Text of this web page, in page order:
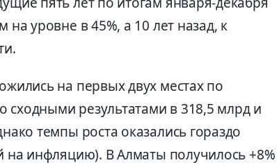
на уровне в 45%, а 10 лет назад, к
на первых двух местах по
результатами в 318,5 млрд и
темпы роста оказались гораздо
на инфляцию). В Алматы получилось +8%